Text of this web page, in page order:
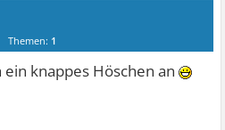
Themen: 1
ein knappes Höschen an